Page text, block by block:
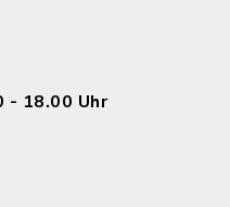
- 18.00 Uhr